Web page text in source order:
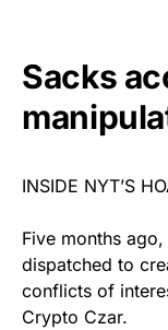
Sacks
INSIDE NYT’S
Five months
dispatched to
conflicts of
Crypto Czar.